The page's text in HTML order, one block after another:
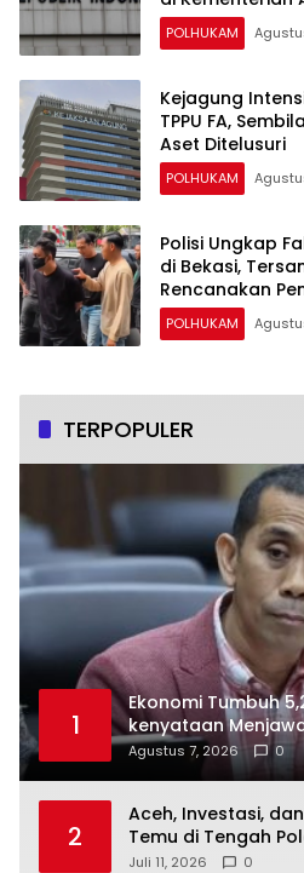
POLHUKAM
Kejagung
TPPU FA,
Aset Ditelusuri
POLHUKAM
Polisi Ungkap
di Bekasi,
Rencanakan
Harta Korban
POLHUKAM
TERPOPULER
1
Ekonomi Tumbuh
kenyataan
Agustus 7, 2026 0
2
Aceh, Investasi,
Temu di Tengah
Juli 11, 2026 0